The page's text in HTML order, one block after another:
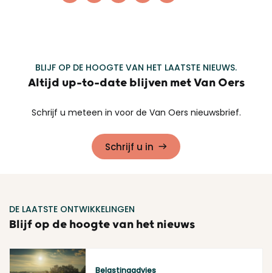
BLIJF OP DE HOOGTE VAN HET LAATSTE NIEUWS.
Altijd up-to-date blijven met Van Oers
Schrijf u meteen in voor de Van Oers nieuwsbrief.
Schrijf u in
DE LAATSTE ONTWIKKELINGEN
Blijf op de hoogte van het nieuws
Belastingadvies